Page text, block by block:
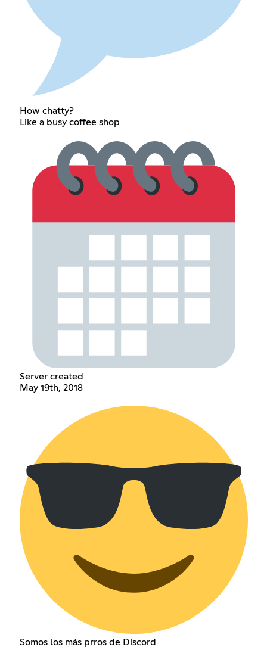
How chatty?
Like a busy coffee shop
Server created
May 19th, 2018
Somos los más prros de Discord